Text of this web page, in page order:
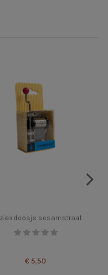
sesamstraat
€ 5,50